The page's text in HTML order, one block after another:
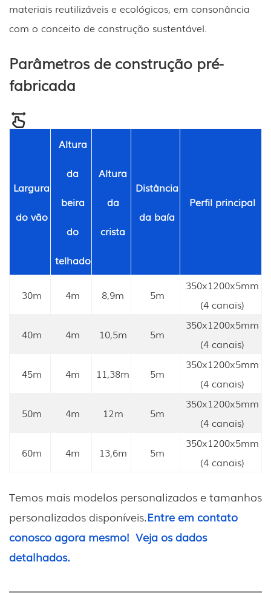
materiais reutilizáveis ​​e ecológicos, em consonância
com o conceito de construção sustentável.
Parâmetros de construção pré-
fabricada
Largura
do vão
Altura
da
beira
do
telhado
Altura
da
crista
Distância
da baía
Perfil principal
30m 4m 8,9m 5m
350x1200x5mm
(4 canais)
40m 4m 10,5m 5m
350x1200x5mm
(4 canais)
45m 4m 11,38m 5m
350x1200x5mm
(4 canais)
50m 4m 12m 5m
350x1200x5mm
(4 canais)
60m 4m 13,6m 5m
350x1200x5mm
(4 canais)
Temos mais modelos personalizados e tamanhos
personalizados disponíveis.Entre em contato
conosco agora mesmo! Veja os dados
detalhados.